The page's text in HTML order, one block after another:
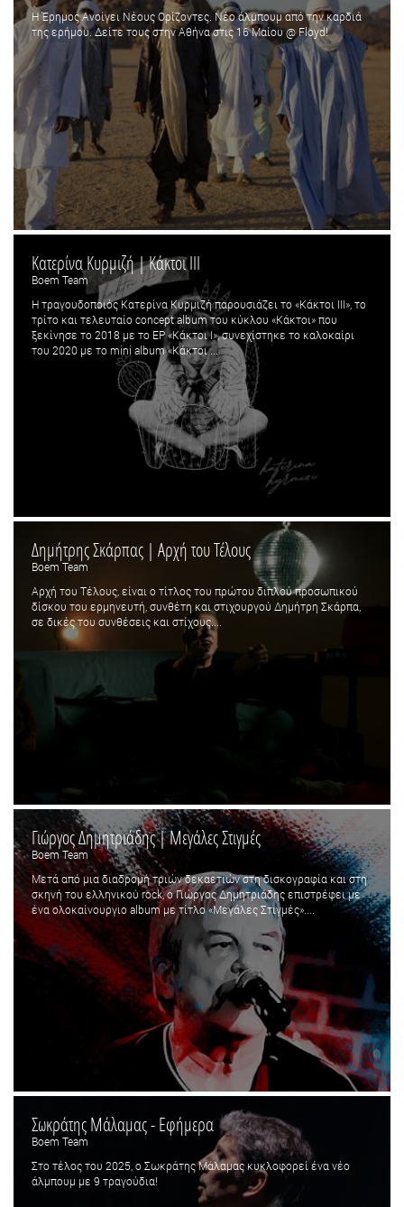
Η Έρημος Ανοίγει Νέους Ορίζοντες. Nέο άλμπουμ από την καρδιά
της ερήμου. Δείτε τους στην Αθήνα στις 16 Μαίου @ Floyd!
Κατερίνα Κυρμιζή | Κάκτοι III
Boem Team
Η τραγουδοποιός Κατερίνα Κυρμιζή παρουσιάζει το «Κάκτοι III», το
τρίτο και τελευταίο concept album του κύκλου «Κάκτοι» που
ξεκίνησε το 2018 με το EP «Κάκτοι Ι», συνεχίστηκε το καλοκαίρι
του 2020 με το mini album «Κάκτοι ...
Δημήτρης Σκάρπας | Aρχή του Τέλους
Boem Team
Αρχή του Τέλους, είναι ο τίτλος του πρώτου διπλού προσωπικού
δίσκου του ερμηνευτή, συνθέτη και στιχουργού Δημήτρη Σκάρπα,
σε δικές του συνθέσεις και στίχους....
Γιώργος Δημητριάδης | Μεγάλες Στιγμές
Boem Team
Μετά από μια διαδρομή τριών δεκαετιών στη δισκογραφία και στη
σκηνή του ελληνικού rock, ο Γιώργος Δημητριάδης επιστρέφει με
ένα ολοκαίνουργιο album με τίτλο «Μεγάλες Στιγμές»....
Σωκράτης Μάλαμας - Εφήμερα
Boem Team
Στο τέλος του 2025, ο Σωκράτης Μάλαμας κυκλοφορεί ένα νέο
άλμπουμ με 9 τραγούδια!